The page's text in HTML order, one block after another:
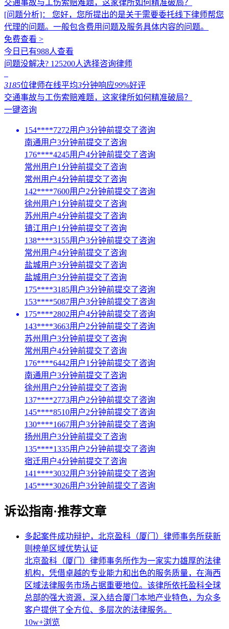
交通事故与工伤索赔难题，这家律所如何精准破局？
[问题分析]：
您好，您所提出的是关于需要委托线下律师帮您
代理的问题。一般包含费用问题及服务具体内容的问题。
免费查看 >
今日已有988人查看
问题没解决? 125200人选择咨询律师
3185位律师在线平均3分钟响应99%好评
交通事故与工伤索赔难题，这家律所如何精准破局？
一键咨询
154****7272用户3分钟前提交了咨询
南通用户3分钟前提交了咨询
176****4245用户4分钟前提交了咨询
常州用户1分钟前提交了咨询
常州用户4分钟前提交了咨询
142****7600用户2分钟前提交了咨询
徐州用户1分钟前提交了咨询
苏州用户4分钟前提交了咨询
镇江用户1分钟前提交了咨询
138****3155用户3分钟前提交了咨询
常州用户4分钟前提交了咨询
盐城用户3分钟前提交了咨询
盐城用户3分钟前提交了咨询
175****3185用户3分钟前提交了咨询
153****5087用户3分钟前提交了咨询
175****2802用户4分钟前提交了咨询
143****3663用户2分钟前提交了咨询
苏州用户3分钟前提交了咨询
常州用户4分钟前提交了咨询
176****6442用户1分钟前提交了咨询
南通用户3分钟前提交了咨询
徐州用户2分钟前提交了咨询
137****2773用户2分钟前提交了咨询
145****8510用户2分钟前提交了咨询
130****1667用户3分钟前提交了咨询
扬州用户3分钟前提交了咨询
135****1335用户2分钟前提交了咨询
宿迁用户4分钟前提交了咨询
141****3032用户3分钟前提交了咨询
145****3026用户3分钟前提交了咨询
诉讼指南·推荐文章
多起案件成功辩护，北京盈科（厦门）律师事务所获新
则榜单区域优势认证
北京盈科（厦门）律师事务所作为一家实力雄厚的法律
机构，凭借卓越的专业能力和出色的服务质量，在海西
区域法律服务市场占据重要地位。该律所依托盈科全球
总部的强大资源，深入结合厦门本地产业特色，为众多
客户提供了全方位、多层次的法律服务。
10w+浏览